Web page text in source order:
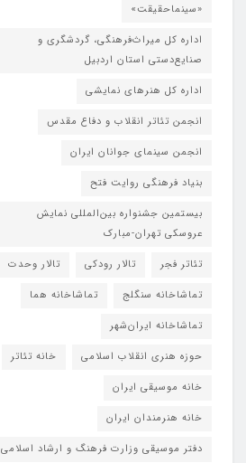
«سینماحقیقت»
اداره کل میراث‌فرهنگی، گردشگری و
صنایع‌دستی استان اردبیل
اداره کل هنرهای نمایشی
انجمن تئاتر انقلاب و دفاع مقدس
انجمن سینمای جوانان ایران
بنیاد فرهنگی روایت فتح
بیستمین جشنواره بین‌المللی نمایش
عروسکی تهران-مبارک
تئاتر فجر
تالار رودکی
تالار وحدت
تماشاخانه سنگلج
تماشاخانه هما
تماشاخانه‌ ایران‌شهر
حوزه هنری انقلاب اسلامی
خانه تئاتر
خانه موسیقی ایران
خانه هنرمندان ایران
دفتر موسیقی وزارت فرهنگ و ارشاد اسلامی